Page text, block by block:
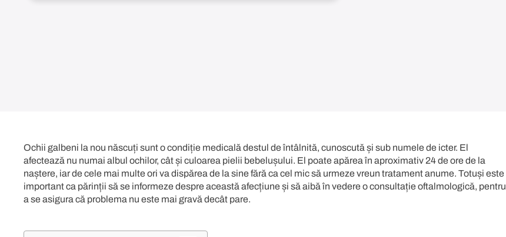
Ochii galbeni la nou născuți sunt o condiție medicală destul de întâlnită, cunoscută și sub numele de icter. El
afectează nu numai albul ochilor, cât și culoarea pielii bebelușului. El poate apărea în aproximativ 24 de ore de la
naștere, iar de cele mai multe ori va dispărea de la sine fără ca cel mic să urmeze vreun tratament anume. Totuși este
important ca părinții să se informeze despre această afecțiune și să aibă în vedere o consultație oftalmologică, pentru
a se asigura că problema nu este mai gravă decât pare.